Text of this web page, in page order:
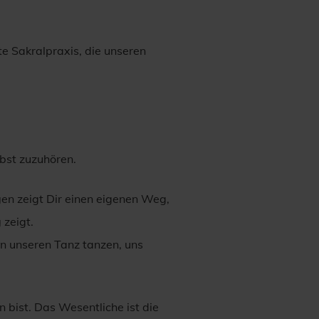
Sakralpraxis, die unseren
zuzuhören.
zeigt Dir einen eigenen Weg,
zeigt.
unseren Tanz tanzen, uns
bist. Das Wesentliche ist die